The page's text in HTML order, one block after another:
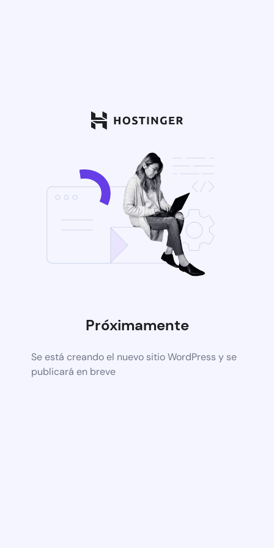
Próximamente
Se está creando el nuevo sitio WordPress y se
publicará en breve